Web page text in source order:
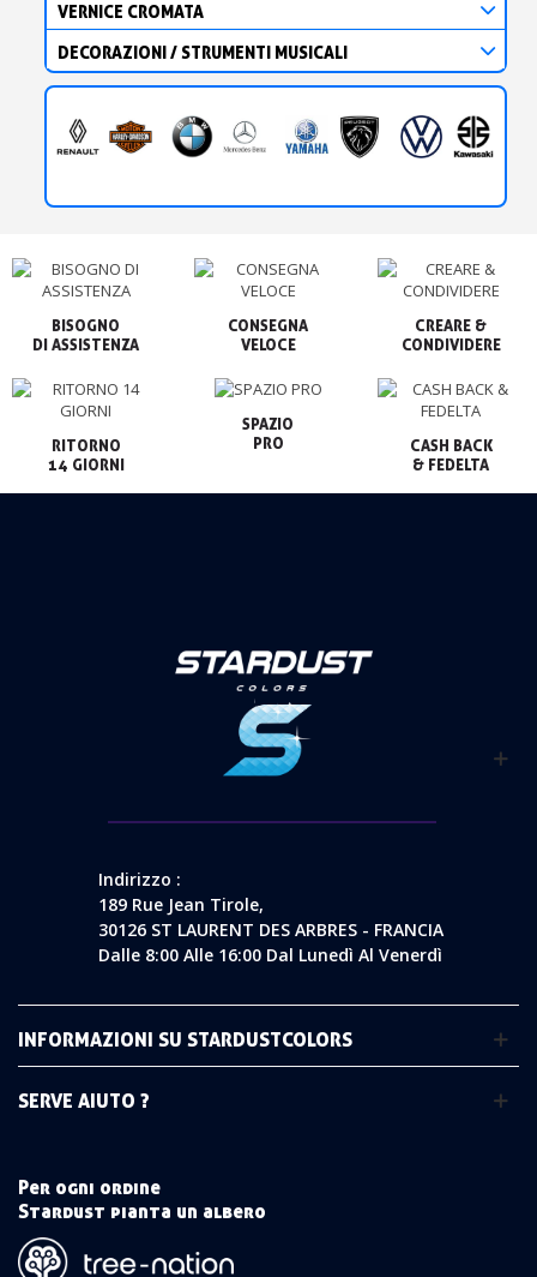
VERNICE CROMATA
DECORAZIONI / STRUMENTI MUSICALI
BISOGNO
CONSEGNA
VELOCE
CREARE &
CONDIVIDERE
RITORNO
14 GIORNI
SPAZIO
PRO
CASH BACK
& FEDELTA
Indirizzo :
189 Rue Jean Tirole,
30126 ST LAURENT DES ARBRES - FRANCIA
Dalle 8:00 Alle 16:00 Dal Lunedì Al Venerdì
INFORMAZIONI SU STARDUSTCOLORS
SERVE AIUTO ?
Per ogni ordine
Stardust pianta un albero